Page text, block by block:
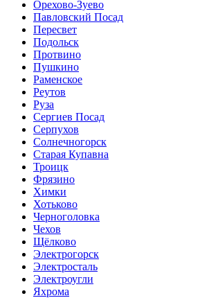
Орехово-Зуево
Павловский Посад
Пересвет
Подольск
Протвино
Пушкино
Раменское
Реутов
Руза
Сергиев Посад
Серпухов
Солнечногорск
Старая Купавна
Троицк
Фрязино
Химки
Хотьково
Черноголовка
Чехов
Щёлково
Электрогорск
Электросталь
Электроугли
Яхрома